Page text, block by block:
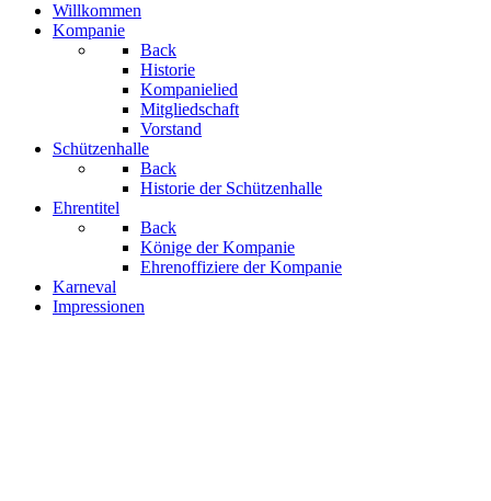
Willkommen
Kompanie
Back
Historie
Kompanielied
Mitgliedschaft
Vorstand
Schützenhalle
Back
Historie der Schützenhalle
Ehrentitel
Back
Könige der Kompanie
Ehrenoffiziere der Kompanie
Karneval
Impressionen